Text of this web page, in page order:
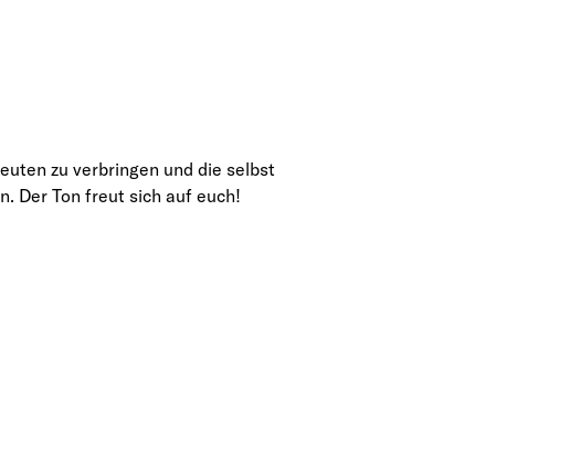
zu verbringen und die selbst
Der Ton freut sich auf euch!